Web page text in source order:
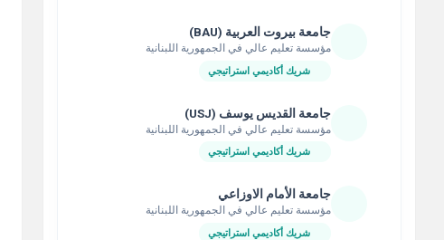
جامعة بيروت العربية (BAU)
مؤسسة تعليم عالي في الجمهورية اللبنانية
شريك أكاديمي استراتيجي
جامعة القديس يوسف (USJ)
مؤسسة تعليم عالي في الجمهورية اللبنانية
شريك أكاديمي استراتيجي
جامعة الأمام الاوزاعي
مؤسسة تعليم عالي في الجمهورية اللبنانية
شريك أكاديمي استراتيجي